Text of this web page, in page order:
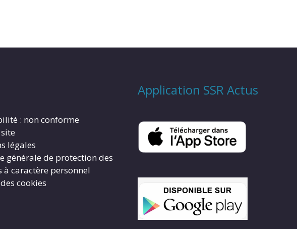
: non conforme
légales
générale de protection des
à caractère personnel
cookies
Application SSR Actus